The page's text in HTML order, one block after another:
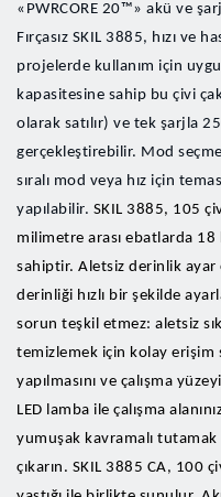
«PWRCORE 20™» akü ve
Fırçasız SKIL 3885, hızı ve
projelerde kullanım için
kapasitesine sahip bu çivi
olarak satılır) ve tek şarjla
gerçekleştirebilir. Mod
sıralı mod veya hız için
yapılabilir. SKIL 3885, 105
milimetre arası ebatlarda 18
sahiptir. Aletsiz derinlik ayar
derinliği hızlı bir şekilde
sorun teşkil etmez: aletsiz
temizlemek için kolay erişim
yapılmasını ve çalışma
LED lamba ile çalışma
yumuşak kavramalı tutamak
çıkarın. SKIL 3885 CA, 100